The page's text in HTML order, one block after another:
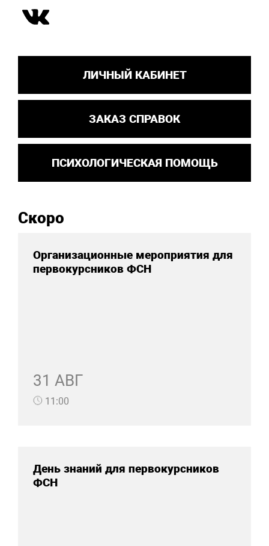
ЛИЧНЫЙ КАБИНЕТ
ЗАКАЗ СПРАВОК
ПСИХОЛОГИЧЕСКАЯ ПОМОЩЬ
Скоро
Организационные мероприятия для
первокурсников ФСН
31 АВГ
11:00
День знаний для первокурсников
ФСН